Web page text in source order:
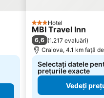
3 SteleHotel
MBI Travel Inn
6,6 (1.217 evaluări)
Craiova, 4.1 km faţă
Selectați datele
prețurile exacte
Vedeți